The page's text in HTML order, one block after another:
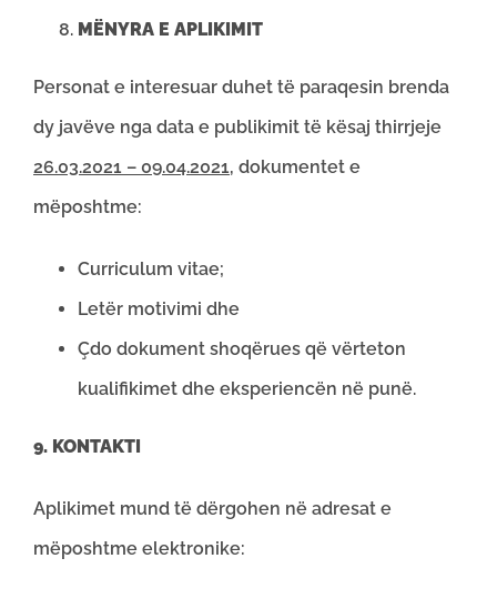
MËNYRA E APLIKIMIT
Personat e interesuar duhet të paraqesin brenda
dy javëve nga data e publikimit të kësaj thirrjeje
26.03.2021 – 09.04.2021, dokumentet e
mëposhtme:
Curriculum vitae;
Letër motivimi dhe
Çdo dokument shoqërues që vërteton
kualifikimet dhe eksperiencën në punë.
9. KONTAKTI
Aplikimet mund të dërgohen në adresat e
mëposhtme elektronike: